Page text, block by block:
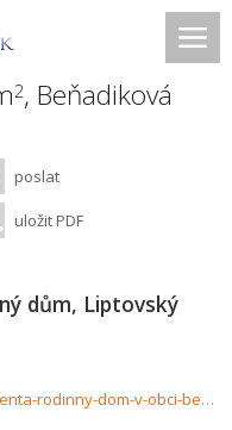
2, Beňadiková
poslat
uložit PDF
dům, Liptovský
http://www.hdreality.sk/hladame-pre-klienta-rodinny-dom-v-obci-benadikova-937250